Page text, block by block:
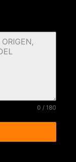
0 / 180